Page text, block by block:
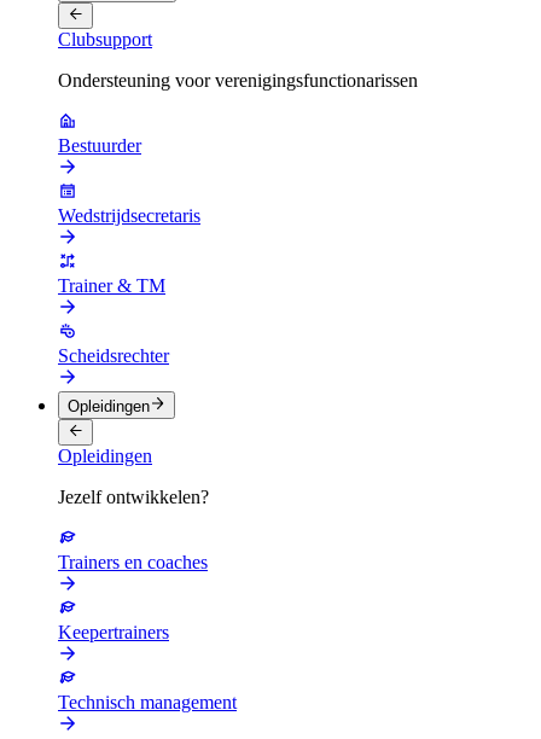
Clubsupport
Ondersteuning voor verenigingsfunctionarissen
Bestuurder
Wedstrijdsecretaris
Trainer & TM
Scheidsrechter
Opleidingen
Opleidingen
Jezelf ontwikkelen?
Trainers en coaches
Keepertrainers
Technisch management